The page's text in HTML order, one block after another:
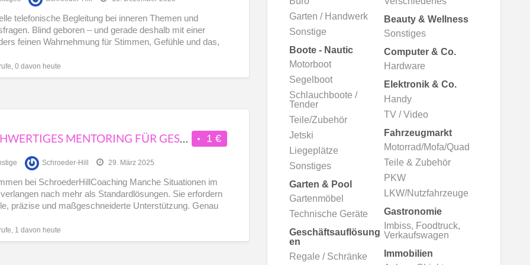
Wellnesscoaching
telefonische Begleitung bei inneren Themen und
Blind geboren – und gerade deshalb mit einer
feinen Wahrnehmung für Stimmen, Gefühle und das,
0 davon heute
1 €
HOCHWERTIGES MENTORING FÜR GESCHÄFTSLEUTE UND IHRE PARTNER – FÜR EIN ERFÜLLTES LEBEN IN BALANCE
Schroeder-Hill 29. März 2025
bei SchroederHillCoaching Manche Situationen im
verlangen nach mehr als Standardlösungen. Sie erfordern
präzise und maßgeschneiderte Unterstützung. Genau
1 davon heute
Garten / Handwerk
Sonstige
Beauty & Wellness
Sonstiges
Boote - Nautic
Motorboot
Segelboot
Schlauchboote /
Tender
Teile/Zubehör
Jetski
Liegeplätze
Sonstiges
Computer & Co.
Hardware
Elektronik & Co.
Handy
TV / Video
Fahrzeugmarkt
Motorrad/Mofa/Quad
Teile & Zubehör
PKW
LKW/Nutzfahrzeuge
Garten & Pool
Gartenmöbel
Technische Geräte
Gastronomie
Imbiss, Foodtruck,
Verkaufswagen
Geschäftsauflösung
en
Regale / Schränke
Immobilien